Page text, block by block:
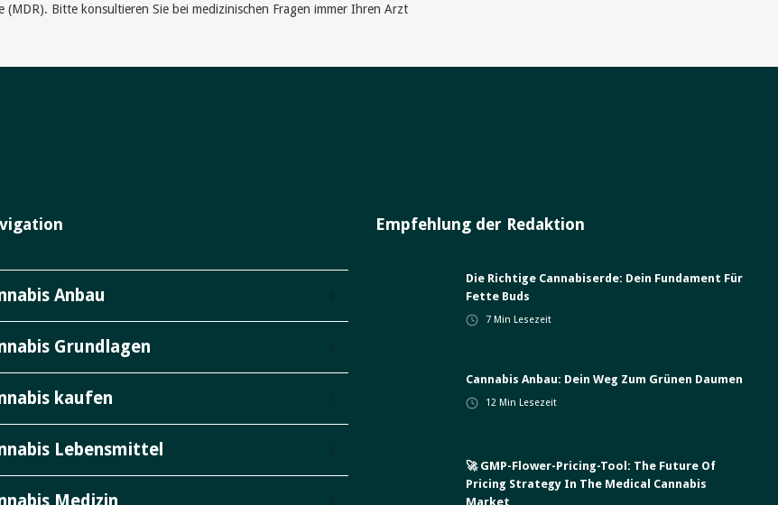
(MDR). Bitte konsultieren Sie bei medizinischen Fragen immer Ihren Arzt
Anbau
Grundlagen
kaufen
Lebensmittel
Medizin
Empfehlung der Redaktion
Die Richtige Cannabiserde: Dein Fundament Für
Fette Buds
7Min Lesezeit
Cannabis Anbau: Dein Weg Zum Grünen Daumen
12 Min Lesezeit
🚀 GMP-Flower-Pricing-Tool: The Future Of
Pricing Strategy In The Medical Cannabis
Market